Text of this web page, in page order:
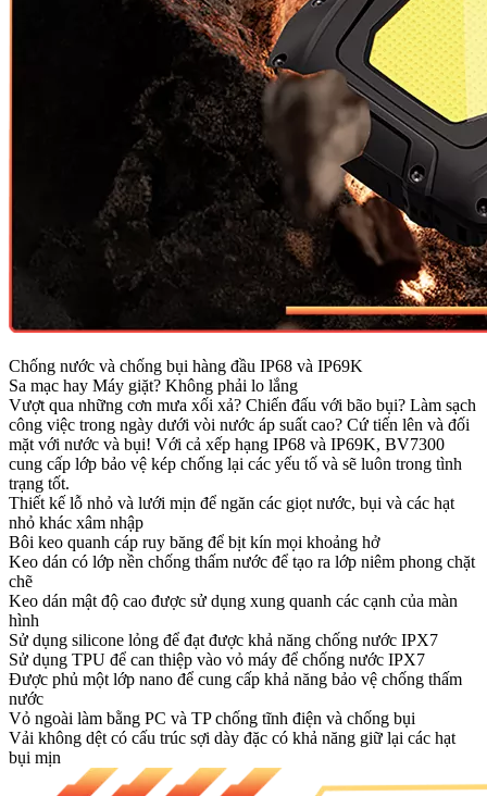
Chống nước và chống bụi hàng đầu IP68 và IP69K
Sa mạc hay Máy giặt? Không phải lo lắng
Vượt qua những cơn mưa xối xả? Chiến đấu với bão bụi? Làm sạch
công việc trong ngày dưới vòi nước áp suất cao? Cứ tiến lên và đối
mặt với nước và bụi! Với cả xếp hạng IP68 và IP69K, BV7300
cung cấp lớp bảo vệ kép chống lại các yếu tố và sẽ luôn trong tình
trạng tốt.
Thiết kế lỗ nhỏ và lưới mịn để ngăn các giọt nước, bụi và các hạt
nhỏ khác xâm nhập
Bôi keo quanh cáp ruy băng để bịt kín mọi khoảng hở
Keo dán có lớp nền chống thấm nước để tạo ra lớp niêm phong chặt
chẽ
Keo dán mật độ cao được sử dụng xung quanh các cạnh của màn
hình
Sử dụng silicone lỏng để đạt được khả năng chống nước IPX7
Sử dụng TPU để can thiệp vào vỏ máy để chống nước IPX7
Được phủ một lớp nano để cung cấp khả năng bảo vệ chống thấm
nước
Vỏ ngoài làm bằng PC và TP chống tĩnh điện và chống bụi
Vải không dệt có cấu trúc sợi dày đặc có khả năng giữ lại các hạt
bụi mịn